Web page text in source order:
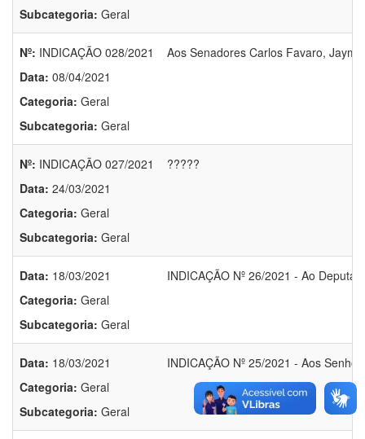
Subcategoria: Geral
Nº: INDICAÇÃO 028/2021
Data: 08/04/2021
Categoria: Geral
Subcategoria: Geral
Aos Senadores Carlos Favaro,
Nº: INDICAÇÃO 027/2021
Data: 24/03/2021
Categoria: Geral
Subcategoria: Geral
?????
Data: 18/03/2021
Categoria: Geral
Subcategoria: Geral
INDICAÇÃO Nº 26/2021 - Ao
Data: 18/03/2021
Categoria: Geral
Subcategoria: Geral
INDICAÇÃO Nº 25/2021 - Aos